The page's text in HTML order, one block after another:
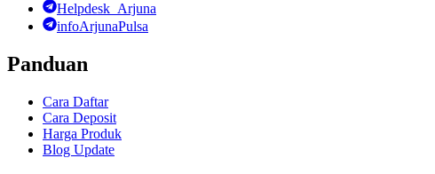
Helpdesk_Arjuna
infoArjunaPulsa
Panduan
Cara Daftar
Cara Deposit
Harga Produk
Blog Update